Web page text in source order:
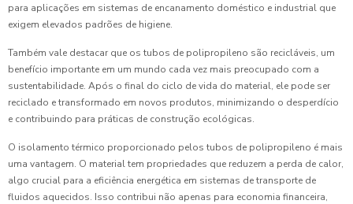
para aplicações em sistemas de encanamento doméstico e industrial que
exigem elevados padrões de higiene.
Também vale destacar que os tubos de polipropileno são recicláveis, um
benefício importante em um mundo cada vez mais preocupado com a
sustentabilidade. Após o final do ciclo de vida do material, ele pode ser
reciclado e transformado em novos produtos, minimizando o desperdício
e contribuindo para práticas de construção ecológicas.
O isolamento térmico proporcionado pelos tubos de polipropileno é mais
uma vantagem. O material tem propriedades que reduzem a perda de calor,
algo crucial para a eficiência energética em sistemas de transporte de
fluidos aquecidos. Isso contribui não apenas para economia financeira,